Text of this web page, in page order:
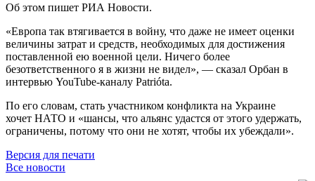
Об этом пишет РИА Новости.
«Европа так втягивается в войну, что даже не имеет оценки
величины затрат и средств, необходимых для достижения
поставленной ею военной цели. Ничего более
безответственного я в жизни не видел», — сказал Орбан в
интервью YouTube-каналу Patrióta.
По его словам, стать участником конфликта на Украине
хочет НАТО и «шансы, что альянс удастся от этого удержать,
ограничены, потому что они не хотят, чтобы их убеждали».
Версия для печати
Все новости